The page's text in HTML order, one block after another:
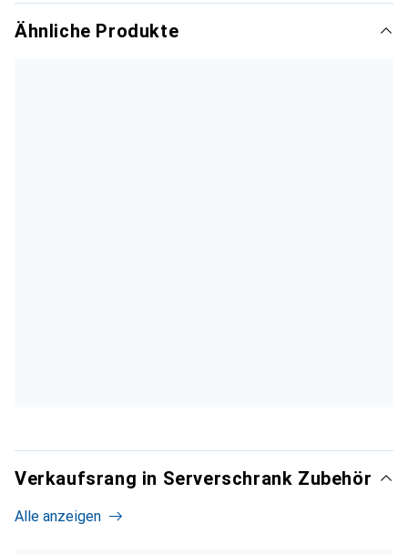
Ähnliche Produkte
Verkaufsrang in Serverschrank Zubehör
Alle anzeigen